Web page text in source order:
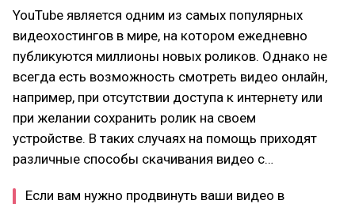
YouTube является одним из самых популярных
видеохостингов в мире, на котором ежедневно
публикуются миллионы новых роликов. Однако не
всегда есть возможность смотреть видео онлайн,
например, при отсутствии доступа к интернету или
при желании сохранить ролик на своем
устройстве. В таких случаях на помощь приходят
различные способы скачивания видео с…
Если вам нужно продвинуть ваши видео в